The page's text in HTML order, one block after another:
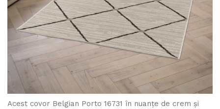
Acest covor Belgian Porto 16731 în nuanțe de crem și